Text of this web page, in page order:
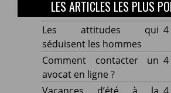
LES ARTICLES LES PLUS
Les attitudes qui
séduisent les hommes
Comment contacter un
avocat en ligne ?